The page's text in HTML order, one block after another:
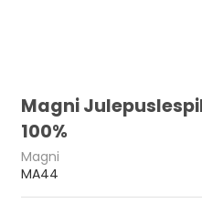
Magni
100%
Magni
MA44